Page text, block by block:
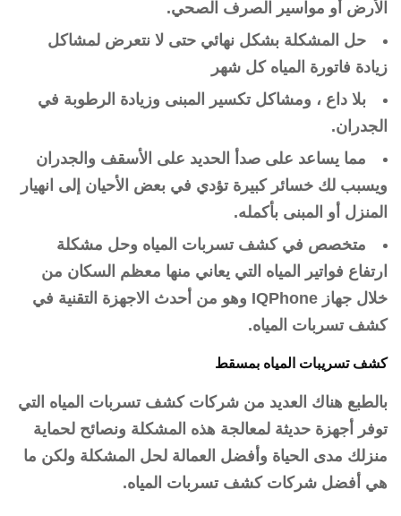
الأرض أو مواسير الصرف الصحي.
حل المشكلة بشكل نهائي حتى لا نتعرض لمشاكل
زيادة فاتورة المياه كل شهر
بلا داع ، ومشاكل تكسير المبنى وزيادة الرطوبة في
الجدران.
مما يساعد على صدأ الحديد على الأسقف والجدران
ويسبب لك خسائر كبيرة تؤدي في بعض الأحيان إلى انهيار
المنزل أو المبنى بأكمله.
متخصص في كشف تسربات المياه وحل مشكلة
ارتفاع فواتير المياه التي يعاني منها معظم السكان من
خلال جهاز IQPhone وهو من أحدث الاجهزة التقنية في
كشف تسربات المياه.
كشف تسريبات المياه بمسقط
بالطبع هناك العديد من شركات كشف تسربات المياه التي
توفر أجهزة حديثة لمعالجة هذه المشكلة ونصائح لحماية
منزلك مدى الحياة وأفضل العمالة لحل المشكلة ولكن ما
هي أفضل شركات كشف تسربات المياه.